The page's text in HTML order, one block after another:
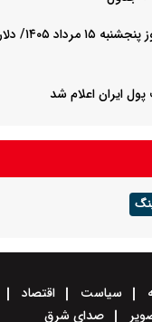
ایران اعلام شد
سیاست اقتصاد
صدای شرق